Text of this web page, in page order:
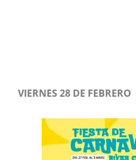
VIERNES 28 DE FEBRERO